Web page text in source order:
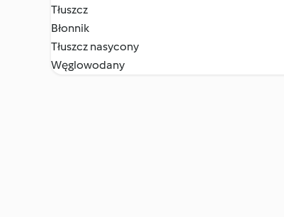
Tłuszcz
Błonnik
Tłuszcz nasycony
Węglowodany